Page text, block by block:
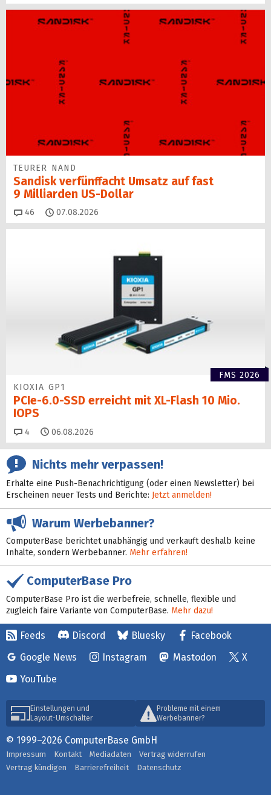
TEURER NAND
Sandisk verfünffacht Umsatz auf fast
9 Milliarden US-Dollar
46 Kommentare
07.08.2026
FMS 2026
KIOXIA GP1
PCIe-6.0-SSD erreicht mit XL-Flash 10 Mio.
IOPS
4 Kommentare
06.08.2026
Nichts mehr verpassen!
Erhalte eine Push-Benachrichtigung (oder einen Newsletter) bei
Erscheinen neuer Tests und Berichte: Jetzt anmelden!
Warum Werbebanner?
ComputerBase berichtet unabhängig und verkauft deshalb keine
Inhalte, sondern Werbebanner. Mehr erfahren!
ComputerBase Pro
ComputerBase Pro ist die werbefreie, schnelle, flexible und
zugleich faire Variante von ComputerBase. Mehr dazu!
Feeds Discord Bluesky
Facebook
Google News
Instagram Mastodon
X
YouTube
Einstellungen und
Layout-Umschalter
Probleme mit einem
Werbebanner?
© 1999–2026 ComputerBase GmbH
Impressum Kontakt Mediadaten
Vertrag widerrufen
Vertrag kündigen
Barrierefreiheit Datenschutz